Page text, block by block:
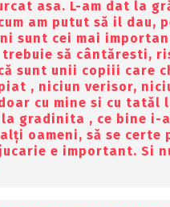
asa. L-am dat la
am putut să il dau,
sunt cei mai
trebuie să cântăresti,
sunt unii copiii care
, niciun verisor,
cu mine si cu tatăl
la gradinita , ce bine i-
oameni, să se certe
e important. Si